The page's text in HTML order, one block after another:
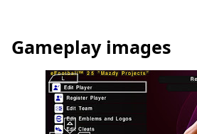
Gameplay images